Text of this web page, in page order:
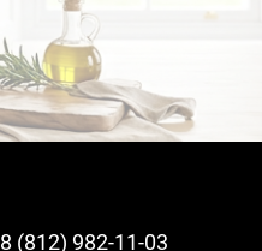
8 (812) 982-11-03